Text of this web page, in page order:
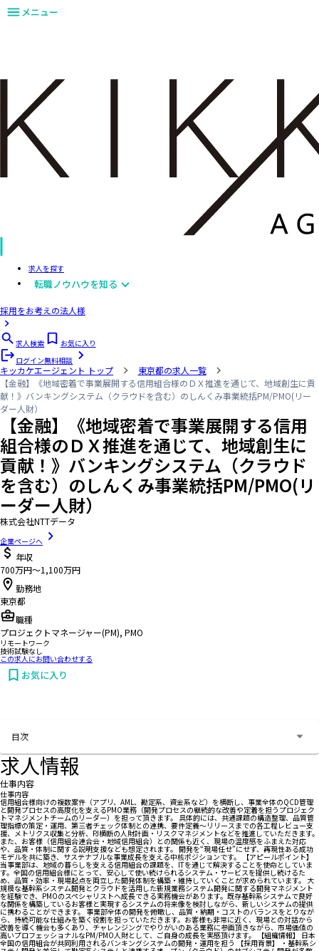
メニュー
求人を探す
転職ノウハウを知る
採用をお考えの法人様
求人検索
お気に入り
ログイン無料相談
キッカケエージェント トップ
東京都の求人一覧
【金融】《地域密着で事業展開する信用組合様のＤＸ推進を通じて、地域創生に貢
献！》バンキングシステム（クラウドを含む）のしんくみ事業統括PM/PMO(リー
ダー人財）
【金融】《地域密着で事業展開する信用
組合様のＤＸ推進を通じて、地域創生に
貢献！》バンキングシステム（クラウド
を含む）のしんくみ事業統括PM/PMO(リ
ーダー人財）
株式会社NTTデータ
企業ページへ
年収
700万円〜1,100万円
勤務地
東京都
職種
プロジェクトマネージャー(PM), PMO
リモートワーク
技術試験なし
この求人にお問い合わせする
お気に入り
目次
求人情報
仕事内容
仕事内容
信用組合様向けの複数案件（アプリ、AML、勘定系、資金系など）を横断し、事業全体のQCD管理
と開発プロセスの高度化を支えるPMO業務（開発プロセスの継続的な改善や定着を担うプロジェク
トマネジメントチームのリーダー）を担って頂きます。 具体的には、共通課題の構造整理、品質管
理指標の策定・運用、第三者チェック体制との連携、要件定義〜リリースまでの各工程レビュー支
援、メトリクス収集と分析、PJ横断の人財計画・リスクマネジメントなどを推進していただきます。
また、お客様（信用組合連合会・地域信用組合）との関係も近く、現場の温度感をふまえた対応
や、品質・体制に関する説明支援なども想定されます。 開発を“現場任せ”にせず、再現性ある成功
モデルを共に築き、サステナブルな事業成長を支える中核ポジションです。 【アピールポイント】
当事業部は、地域の暮らしを支える信用組合の課題を、ITを通じて解決することを使命としていま
す。全国の信用組合様にとって、安心して使い続けられるシステム・サービスを提供し続けるた
め、品質・効率・現場起点を両立した開発体制を構築・維持していくことが求められています。 大
規模な基幹系システム開発とクラウドを活用した新規業務システム開発に関する開発マネジメント
を経験でき、PMOのスペシャリストへ成長できる実務機会があります。既存基幹系システムで良好
な関係を構築しているお客様と実現するシステムの将来像を検討しながら、新しいシステムの提供
に携わることができます。 事業部全体の開発を俯瞰し、品質・納期・コストのバランスをとりなが
ら、持続可能な仕組みを築く役割を担っていただきます。お客様も非常に近く、現場との対話から
改善を導く機会も多くあり、チャレンジングでやりがいのある業務に参画頂きながら、市場価値の
高いプロフェッショナルなPM/PMO人財として、ご自身の成長を実感頂けます。 【組織情報】 日本
全国の信用組合が共同利用されるバンキングシステムの開発・運用を担う 【採用背景】 ・基幹系シ